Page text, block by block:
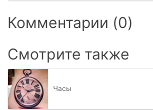
Комментарии (0)
Смотрите также
Часы